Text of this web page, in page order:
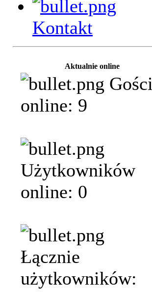
Kontakt
Aktualnie online
Gości
online: 9
Użytkowników
online: 0
Łącznie
użytkowników: